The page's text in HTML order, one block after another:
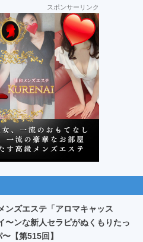
スポンサーリンク
ンズエステ「アロマキャッス
〜ンな新人セラピがぬくもりたっ
【第515回】